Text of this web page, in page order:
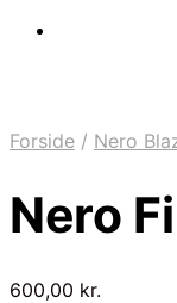
Forside / Nero
Nero
600,00 kr.